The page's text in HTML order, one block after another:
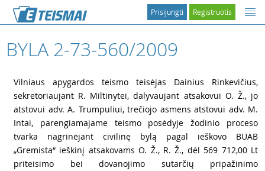
Registruotis
Prisijungti
BYLA 2-73-560/2009
Vilniaus apygardos teismo teisėjas Dainius Rinkevičius,
sekretoriaujant R. Miltinytei, dalyvaujant atsakovui O. Ž., jo
atstovui adv. A. Trumpuliui, trečiojo asmens atstovui adv. M.
Intai, parengiamajame teismo posėdyje žodinio proceso
tvarka nagrinėjant civilinę bylą pagal ieškovo BUAB
„Gremista“ ieškinį atsakovams O. Ž., R. Ž., dėl 569 712,00 Lt
priteisimo bei dovanojimo sutarčių pripažinimo